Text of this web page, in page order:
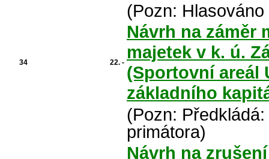
(Pozn:
34 22. -
Návrh na záměr
majetek v k. ú.
(Sportovní areál
základního
(Pozn:
primátora)
Návrh na